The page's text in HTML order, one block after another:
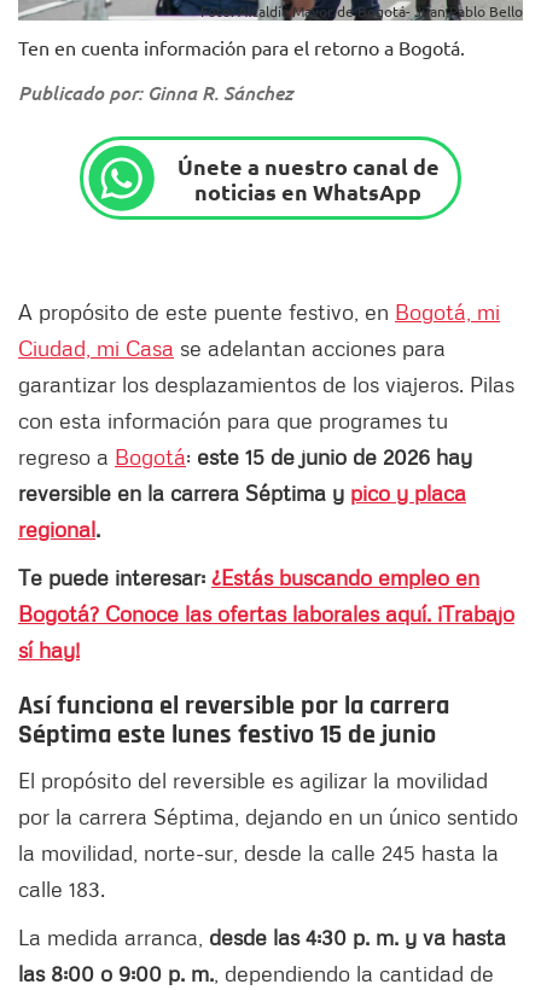
Foto: Alcaldía Mayor de Bogotá- Juan Pablo Bello
Ten en cuenta información para el retorno a Bogotá.
Publicado por: Ginna R. Sánchez
Únete a nuestro canal de
noticias en WhatsApp
A propósito de este puente festivo, en Bogotá, mi
Ciudad, mi Casa se adelantan acciones para
garantizar los desplazamientos de los viajeros. Pilas
con esta información para que programes tu
regreso a Bogotá: este 15 de junio de 2026 hay
reversible en la carrera Séptima y pico y placa
regional.
Te puede interesar: ¿Estás buscando empleo en
Bogotá? Conoce las ofertas laborales aquí. ¡Trabajo
sí hay!
Así funciona el reversible por la carrera
Séptima este lunes festivo 15 de junio
El propósito del reversible es agilizar la movilidad
por la carrera Séptima, dejando en un único sentido
la movilidad, norte-sur, desde la calle 245 hasta la
calle 183.
La medida arranca, desde las 4:30 p. m. y va hasta
las 8:00 o 9:00 p. m. , dependiendo la cantidad de